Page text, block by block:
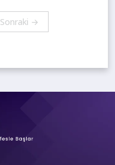
Sonraki →